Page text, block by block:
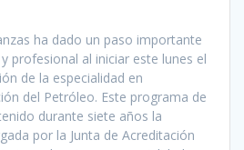
ha dado un paso importante
profesional al iniciar este lunes el
de la especialidad en
del Petróleo. Este programa de
durante siete años la
por la Junta de Acreditación